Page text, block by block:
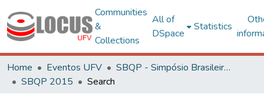
Communities
&
Collections
All of
DSpace
Statistics
Home Eventos UFV
SBQP - Simpósio Brasileiro de Qualidade do Projeto no Ambiente Construído
SBQP 2015
Search